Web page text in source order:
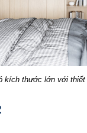
kích thước lớn với thiết